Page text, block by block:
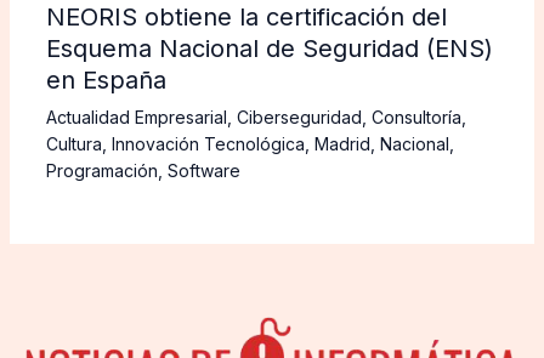
NEORIS obtiene la certificación del
Esquema Nacional de Seguridad (ENS)
en España
Actualidad Empresarial Ciberseguridad Consultoría
Cultura Innovación Tecnológica Madrid Nacional
Programación Software